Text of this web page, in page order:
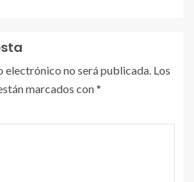
electrónico no será publicada. Los
marcados con*